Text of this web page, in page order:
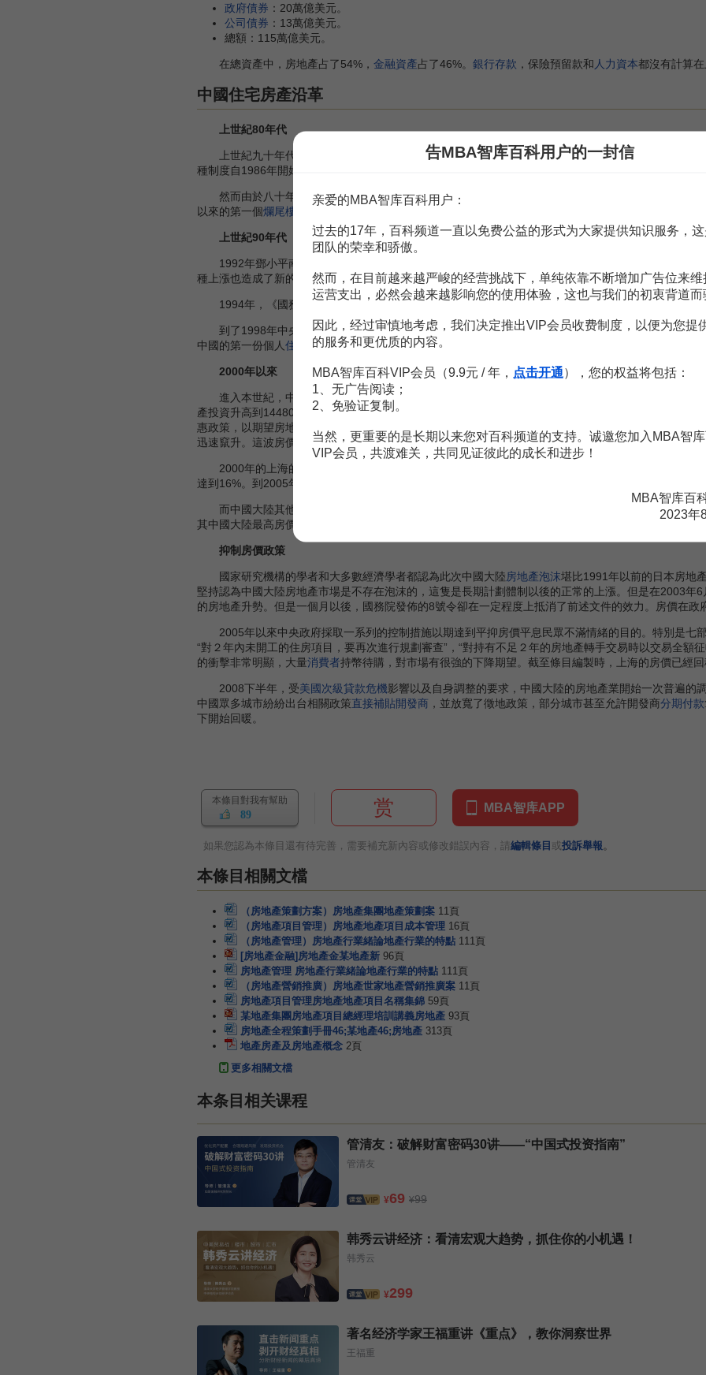
政府債券 ：20萬億美元。
公司債券 ：13萬億美元。
總額：115萬億美元。
在總資產中，房地產占了54%， 金融資產占了46%。 銀行存款 ，保險預留款和 人力資本都沒有計算
中國住宅房產沿革
上世紀80年代
上世紀九十年代中後期，中國大陸的房地產市場已經跟不上快速前進的經濟步伐。1999年中央政府
種制度自1986年開始在煙臺進行試點，以提租發券、空轉起步為特征。不久，唐山、蚌埠等城市也加入
然而由於八十年代末期的高強度通貨膨脹（1988年
以來的第一個爛尾樓
上世紀90年代
1992年鄧小平南巡講話以後國家對 出現了一整
種上漲也造成了新的高強度通貨膨脹 ，並造就了第二個爛尾樓高潮。如海南省，廣西北海等的爛尾樓大多
1994年，《國務院關於深化城鎮住房制度改革的決定》發佈實施，住房公積金 制度開始全面建立。
到了1998年中央政府決定開始停止住房實物分配而改為貨幣化分配。停止福利分房後，新建住房原
中國的第一份個人 住房抵押貸款。
2000年以來
進入本世紀，中國大陸房地產市場改革在新的一波房地產
產投資升高到14480.75億元，占社會總投資58620.28億元的24.7%（2005年上半年房地產業投資6193億
惠政策，以期望房地產業成為新興的 支柱產業 。使用的方法包括，退還 個人所得稅 ，降低交易 ，放寬
迅速竄升。這波房價波動中最為明顯的例子就是中國最大的城市上海。
2000年的上海的房屋每平方米均價為3326元，到2004年時均價已上升至6385元，漲幅達到92%。
達到16%。到2005年第一季度，有40%的住宅
超過8000元/平方米, 而市中心的房價更大多已經
而中國大陸其他城市的房價也幾乎以同樣的增速不斷向上：杭州的房價早於上海開始其向上突進的趨
其中國大陸最高房價城市的地位至2003年初才被上海超出。房價的漲幅不但集中於中心城市，同時也蔓
抑制房價政策
國家研究機構的學者和大多數經濟學者都認為此次中國大陸房地產泡沫堪比1991年以前的日本房地
堅持認為中國大陸房地產市場是不存在泡沫的，這隻是長期計劃體制以後的正常的上漲。但是在2003年6
的房地產升勢。但是一個月以後，國務院發佈的8號令卻在一定程度上抵消了前述文件的效力。房價在政
2005年以來中央政府採取一系列的控制措施以期達到平抑房價平息民眾不滿情緒的目的。特別是七
“對２年內未開工的住房項目，要再次進行規劃審查”，“對持有不足２年的房地產轉手交易時以交易全額
的衝擊非常明顯，大量消費者持幣待購，對市場有很強的下降期望。截至條目編製時，上海的房價已經
2008下半年，受美國次級貸款危機影響以及自身調整的要求，中國大陸的房地產業開始一次普遍的
中國眾多城市紛紛出台相關政策直接補貼開發商 ，並放寬了徵地政策，部分城市甚至允許開發商分期付款
下開始回暖。
本條目對我有幫助
89 赏 MBA智库APP
如果您認為本條目還有待完善，需要補充新內容或修改錯誤內容，請編輯條目 或投訴舉報 。
本條目相關文檔
（房地產策劃方案）房地產集團地產策劃案 11頁
（房地產項目管理）房地產地產項目成本管理 16頁
（房地產管理）房地產行業緒論地產行業的特點 111頁
[房地產金融]房地產金某地產新 96頁
房地產管理 房地產行業緒論地產行業的特點 111頁
（房地產營銷推廣）房地產世家地產營銷推廣案 11頁
房地產項目管理房地產地產項目名稱集錦 59頁
某地產集團房地產項目總經理培訓講義房地產 93頁
房地產全程策劃手冊46;某地產46;房地產 313頁
地產房產及房地產概念 2頁
更多相關文檔
本条目相关课程
管清友：破解财富密码30讲——“中国式投资指南”
管清友
¥69 ¥99
韩秀云讲经济：看清宏观大趋势，抓住你的小机遇！
韩秀云
¥299
著名经济学家王福重讲《重点》，教你洞察世界
王福重
告MBA智库百科用户的一封信
亲爱的MBA智库百科用户：
过去的17年，百科频道一直以免费公益的形式为大家提供知识服务，
团队的荣幸和骄傲。
然而，在目前越来越严峻的经营挑战下，单纯依靠不断增加广告位来维
运营支出，必然会越来越影响您的使用体验，这也与我们的初衷背道而
因此，经过审慎地考虑，我们决定推出VIP会员收费制度，以便为您提
的服务和更优质的内容。
MBA智库百科VIP会员（9.9元 / 年， 点击开通），您的权益将包括：
1、无广告阅读；
2、免验证复制。
当然，更重要的是长期以来您对百科频道的支持。诚邀您加入MBA智
VIP会员，共渡难关，共同见证彼此的成长和进步！
MBA智库百
2023年